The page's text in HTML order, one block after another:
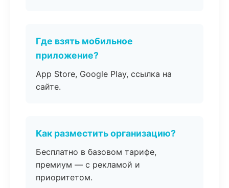
Где взять мобильное
приложение?
App Store, Google Play, ссылка на
сайте.
Как разместить организацию?
Бесплатно в базовом тарифе,
премиум — с рекламой и
приоритетом.